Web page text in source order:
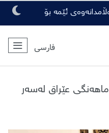
ئێمە بۆ
دوژمنان، توندتر
فارسی
عێراق لەسەر